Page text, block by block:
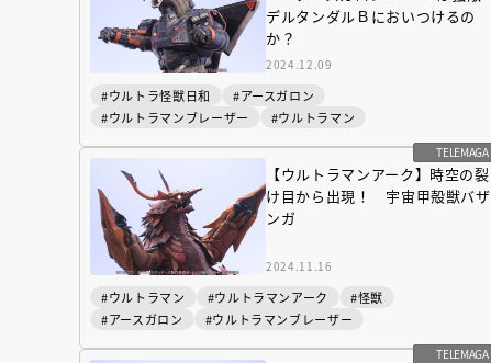
デルタンダルＢにおいつけるの
か？
2024.12.09
#ウルトラ怪獣日和
#アースガロン
#ウルトラマンブレーザー
#ウルトラマン
TELEMAGA
【ウルトラマンアーク】時空の裂
け目から出現！ 宇宙甲殻獣バザ
ンガ
2024.11.16
#ウルトラマン #ウルトラマンアーク
#怪獣
#アースガロン
#ウルトラマンブレーザー
TELEMAGA